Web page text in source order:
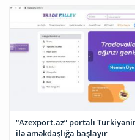
“Azexport.az” portalı
ilə əməkdaşlığa başlayır